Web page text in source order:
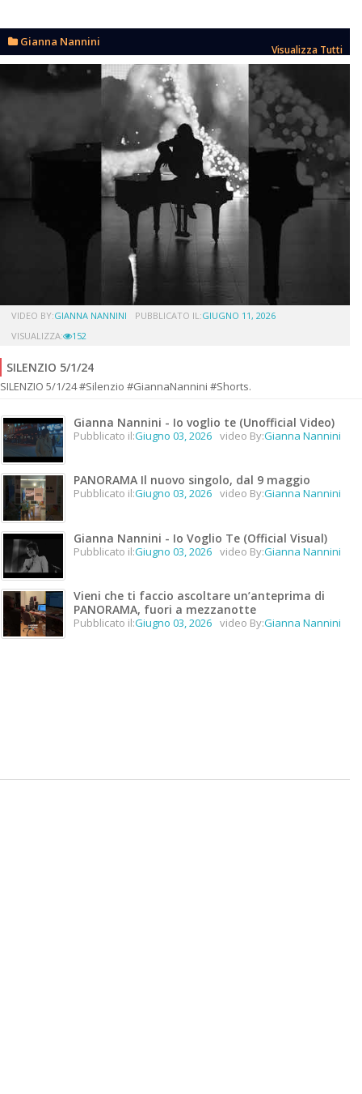
Gianna Nannini
Visualizza Tutti
VIDEO BY:GIANNA NANNINI PUBBLICATO IL:GIUGNO 11, 2026
VISUALIZZA:
152
SILENZIO 5/1/24
SILENZIO 5/1/24 #Silenzio #GiannaNannini #Shorts.
Gianna Nannini - Io voglio te (Unofficial Video)
Pubblicato il:Giugno 03, 2026 video By:Gianna Nannini
PANORAMA Il nuovo singolo, dal 9 maggio
Pubblicato il:Giugno 03, 2026 video By:Gianna Nannini
Gianna Nannini - Io Voglio Te (Official Visual)
Pubblicato il:Giugno 03, 2026 video By:Gianna Nannini
Vieni che ti faccio ascoltare un’anteprima di
PANORAMA, fuori a mezzanotte
Pubblicato il:Giugno 03, 2026 video By:Gianna Nannini